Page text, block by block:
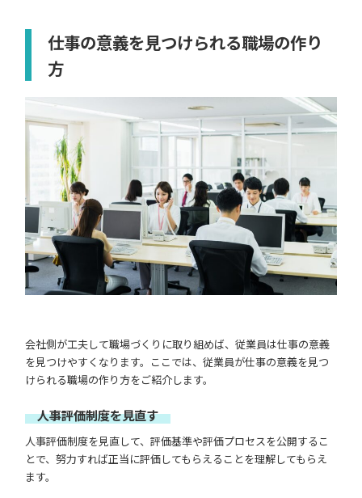
仕事の意義を見つけられる職場の作り
方
会社側が工夫して職場づくりに取り組めば、従業員は仕事の意義
を見つけやすくなります。ここでは、従業員が仕事の意義を見つ
けられる職場の作り方をご紹介します。
人事評価制度を見直す
人事評価制度を見直して、評価基準や評価プロセスを公開するこ
とで、努力すれば正当に評価してもらえることを理解してもらえ
ます。